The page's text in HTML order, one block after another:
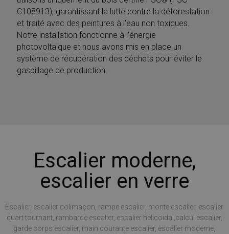
C108913), garantissant la lutte contre la déforestation
et traité avec des peintures à l’eau non toxiques.
Notre installation fonctionne à l’énergie
photovoltaïque et nous avons mis en place un
système de récupération des déchets pour éviter le
gaspillage de production.
Escalier moderne,
escalier en verre
Escalier, escalier colimaçon, rampe escalier, monte escalier, escalier
quart tournant, rambarde escalier, escalier helicoidal,calcul escalier,
garde corps escalier, main courante escalier, escalier moderne,